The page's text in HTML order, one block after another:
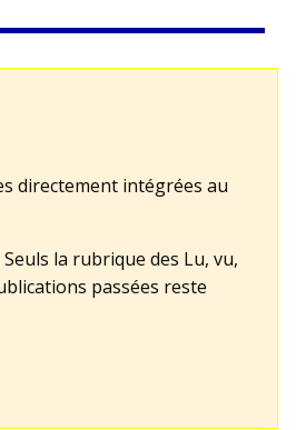
directement intégrées au
la rubrique des Lu, vu,
passées reste